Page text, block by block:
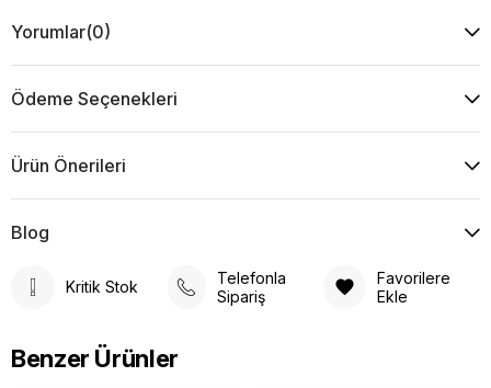
Yorumlar(0)
Ödeme Seçenekleri
Ürün Önerileri
Blog
Kritik Stok
Telefonla
Sipariş
Favorilere
Ekle
Benzer Ürünler